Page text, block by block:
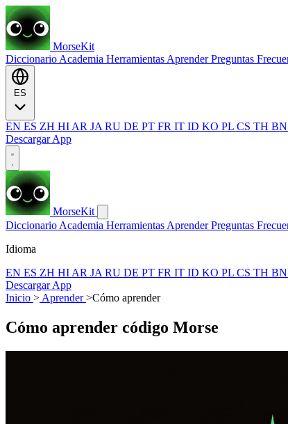
MorseKit
Diccionario Academia Herramientas AprenderPreguntas
EN ES ZH HI AR JA RU DE PT FR IT ID KO PL CS TH BN
Descargar App
MorseKit
Diccionario Academia Herramientas AprenderPreguntas
Idioma
EN ES ZH HI AR JA RU DE PT FR IT ID KO PL CS TH BN
Descargar App
Inicio > Aprender>Cómo aprender
Cómo aprender código Morse